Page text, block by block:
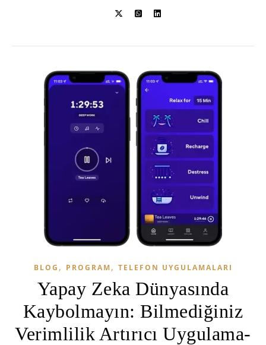
BLOG , PROGRAM, TELEFON UYGULAMALARI
Yapay Zeka Dünyasında
Kaybolmayın: Bilmediğiniz
Verimlilik Artırıcı Uygulama-